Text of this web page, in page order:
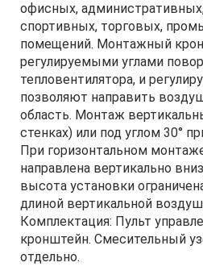
офисных,
спортивных, торговых,
помещений. Монтажный
регулируемыми углами
тепловентилятора, и
позволяют направить
область. Монтаж
стенках) или под углом 30°
При горизонтальном
направлена вертикально
высота установки
длиной вертикальной
Комплектация: Пульт
кронштейн. Смесительный
отдельно.